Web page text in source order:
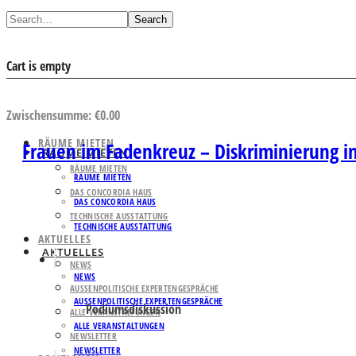
Search
Cart is empty
Zwischensumme:€0.00
RÄUME MIETEN
RÄUME MIETEN
DAS CONCORDIA HAUS
TECHNISCHE AUSSTATTUNG
AKTUELLES
NEWS
AUSSENPOLITISCHE EXPERTENGESPRÄCHE
ALLE VERANSTALTUNGEN
NEWSLETTER
RÄUME MIETEN
RÄUME MIETEN
DAS CONCORDIA HAUS
TECHNISCHE AUSSTATTUNG
AKTUELLES
NEWS
AUSSENPOLITISCHE EXPERTENGESPRÄCHE
ALLE VERANSTALTUNGEN
NEWSLETTER
Frauen im Fadenkreuz – Diskriminierung
Podiumsdiskussion